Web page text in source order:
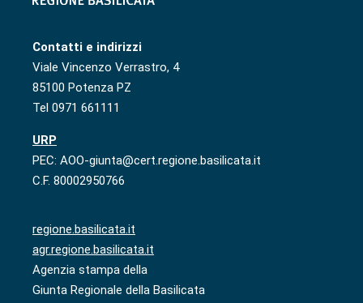
Contatti e indirizzi
Viale Vincenzo Verrastro, 4
85100 Potenza PZ
Tel 0971 661111
URP
PEC: AOO-giunta@cert.regione.basilicata.it
C.F. 80002950766
regione.basilicata.it
agr.regione.basilicata.it
Agenzia stampa della
Giunta Regionale della Basilicata